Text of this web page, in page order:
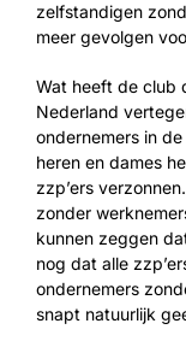
zelfstandigen
meer gevolgen
Wat heeft de club
Nederland
ondernemers in
heren en dames
zzp’ers
zonder
kunnen zeggen
nog dat alle
ondernemers
snapt natuurlijk